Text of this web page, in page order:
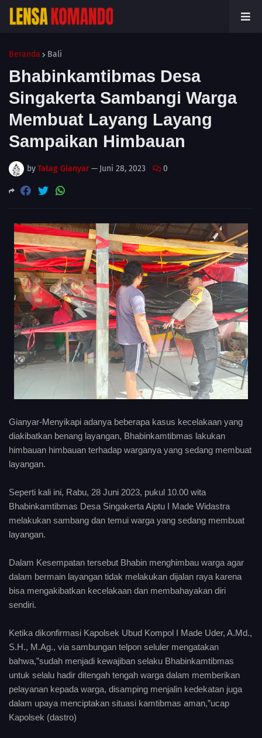
Beranda Bali
Bhabinkamtibmas Desa
Singakerta Sambangi Warga
Membuat Layang Layang
Sampaikan Himbauan
byTatag Gianyar— Juni 28, 2023 0
Gianyar-Menyikapi adanya beberapa kasus kecelakaan yang
diakibatkan benang layangan, Bhabinkamtibmas lakukan
himbauan himbauan terhadap warganya yang sedang membuat
layangan.
Seperti kali ini, Rabu, 28 Juni 2023, pukul 10.00 wita
Bhabinkamtibmas Desa Singakerta Aiptu I Made Widastra
melakukan sambang dan temui warga yang sedang membuat
layangan.
Dalam Kesempatan tersebut Bhabin menghimbau warga agar
dalam bermain layangan tidak melakukan dijalan raya karena
bisa mengakibatkan kecelakaan dan membahayakan diri
sendiri.
Ketika dikonfirmasi Kapolsek Ubud Kompol I Made Uder, A.Md.,
S.H., M.Ag., via sambungan telpon seluler mengatakan
bahwa,”sudah menjadi kewajiban selaku Bhabinkamtibmas
untuk selalu hadir ditengah tengah warga dalam memberikan
pelayanan kepada warga, disamping menjalin kedekatan juga
dalam upaya menciptakan situasi kamtibmas aman,”ucap
Kapolsek (dastro)